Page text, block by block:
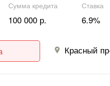
Сумма кредита
100 000 р.
Ставка
6.9%
Красный